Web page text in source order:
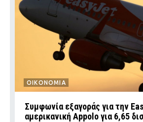
ΟΙΚΟΝΟΜΙΑ
Συμφωνία εξαγοράς για την
αμερικανική Appolo για 6,65